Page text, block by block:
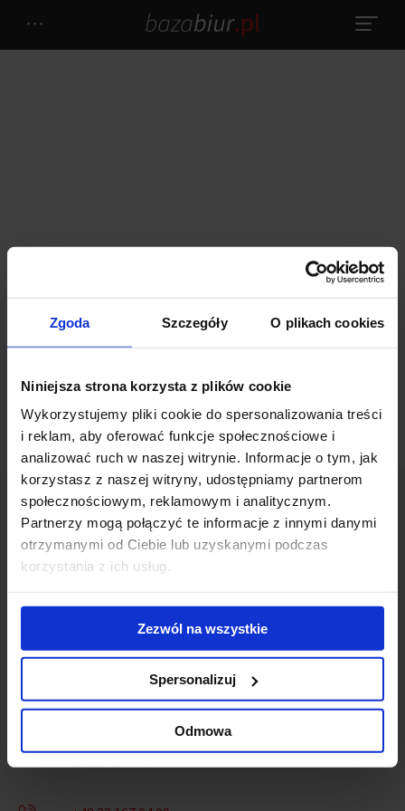
Zgoda Szczegóły O plikach cookies
Niniejsza strona korzysta z plików cookie
Wykorzystujemy pliki cookie do spersonalizowania treści
i reklam, aby oferować funkcje społecznościowe i
analizować ruch w naszej witrynie. Informacje o tym, jak
korzystasz z naszej witryny, udostępniamy partnerom
społecznościowym, reklamowym i analitycznym.
Partnerzy mogą połączyć te informacje z innymi danymi
otrzymanymi od Ciebie lub uzyskanymi podczas
korzystania z ich usług.
Zezwól na wszystkie
Spersonalizuj
Odmowa
POBIERZ RAPORT()
Skontaktuj się z nami
Jones Lang LaSalle Sp. z o.o.
Warsaw Spire, Plac Europejski 1
00-844 Warszawa